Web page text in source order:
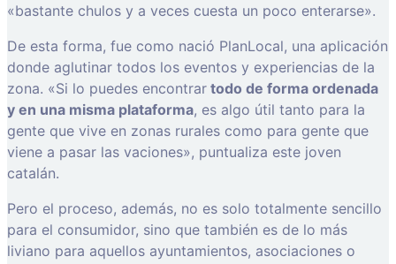
«bastante chulos y a veces cuesta un poco enterarse».
De esta forma, fue como nació PlanLocal, una aplicación
donde aglutinar todos los eventos y experiencias de la
zona. «Si lo puedes encontrar todo de forma ordenada
y en una misma plataforma, es algo útil tanto para la
gente que vive en zonas rurales como para gente que
viene a pasar las vaciones», puntualiza este joven
catalán.
Pero el proceso, además, no es solo totalmente sencillo
para el consumidor, sino que también es de lo más
liviano para aquellos ayuntamientos, asociaciones o